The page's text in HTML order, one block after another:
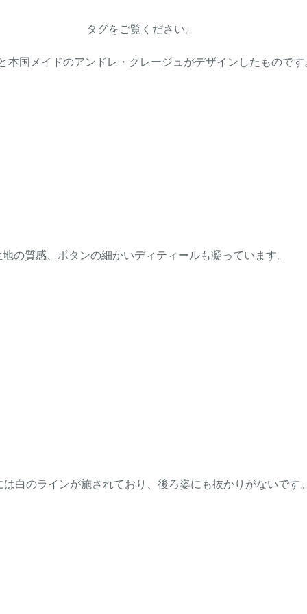
タグをご覧ください。
本国メイドのアンドレ・クレージュがデザインしたものです
地の質感、ボタンの細かいディティールも凝っています。
は白のラインが施されており、後ろ姿にも抜かりがないです